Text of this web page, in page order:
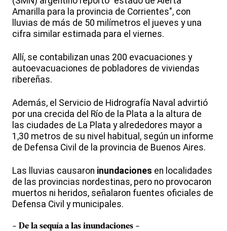
Amarilla para la provincia de Corrientes", con
lluvias de más de 50 milímetros el jueves y una
cifra similar estimada para el viernes.
Allí, se contabilizan unas 200 evacuaciones y
autoevacuaciones de pobladores de viviendas
ribereñas.
Además, el Servicio de Hidrografía Naval advirtió
por una crecida del Río de la Plata a la altura de
las ciudades de La Plata y alrededores mayor a
1,30 metros de su nivel habitual, según un informe
de Defensa Civil de la provincia de Buenos Aires.
Las lluvias causaron inundaciones en localidades
de las provincias nordestinas, pero no provocaron
muertos ni heridos, señalaron fuentes oficiales de
Defensa Civil y municipales.
- De la sequía a las inundaciones -